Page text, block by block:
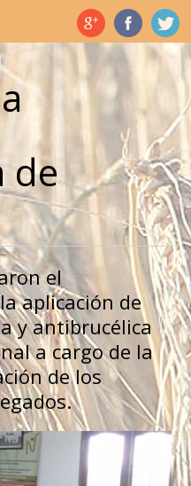
de
el
aplicación de
y antibrucélica
a cargo de la
de los